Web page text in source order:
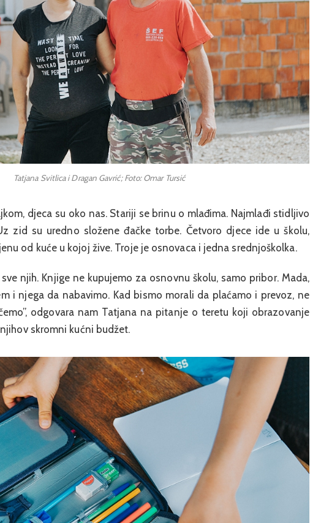
Tatjana Svitlica i Dragan Gavrić; Foto: Omar Tursić
djeca su oko nas. Stariji se brinu o mlađima. Najmlađi stidljivo
zid su uredno složene đačke torbe. Četvoro djece ide u školu,
od kuće u kojoj žive. Troje je osnovaca i jedna srednjoškolka.
njih. Knjige ne kupujemo za osnovnu školu, samo pribor. Mada,
i njega da nabavimo. Kad bismo morali da plaćamo i prevoz, ne
odgovara nam Tatjana na pitanje o teretu koji obrazovanje
skromni kućni budžet.